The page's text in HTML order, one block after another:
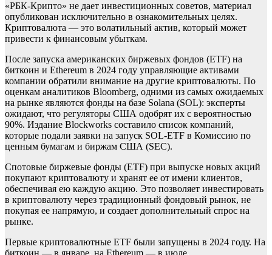
«РБК-Крипто» не дает инвестиционных советов, материал
опубликован исключительно в ознакомительных целях.
Криптовалюта — это волатильный актив, который может
привести к финансовым убыткам.
После запуска американских биржевых фондов (ETF) на
биткоин и Ethereum в 2024 году управляющие активами
компании обратили внимание на другие криптовалюты. По
оценкам аналитиков Bloomberg, одними из самых ожидаемых
на рынке являются фонды на базе Solana (SOL): эксперты
ожидают, что регуляторы США одобрят их с вероятностью
90%. Издание Blockworks составило список компаний,
которые подали заявки на запуск SOL-ETF в Комиссию по
ценным бумагам и биржам США (SEC).
Спотовые биржевые фонды (ETF) при выпуске новых акций
покупают криптовалюту и хранят ее от имени клиентов,
обеспечивая ею каждую акцию. Это позволяет инвестировать
в криптовалюту через традиционный фондовый рынок, не
покупая ее напрямую, и создает дополнительный спрос на
рынке.
Первые криптовалютные ETF были запущены в 2024 году. На